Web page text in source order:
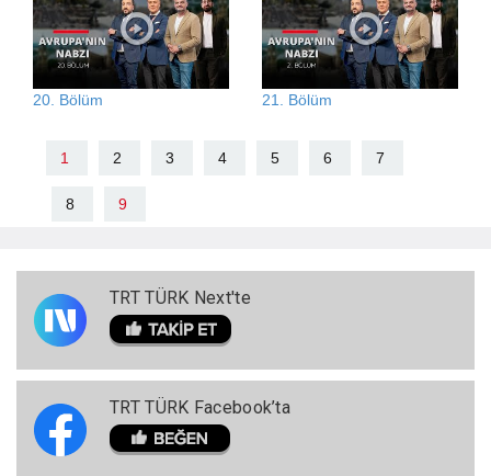
20. Bölüm 21. Bölüm
1 2 3 4 5 6 7
8 9
TRT TÜRK Next'te
TRT TÜRK Facebook’ta